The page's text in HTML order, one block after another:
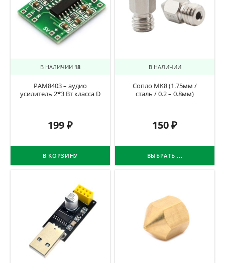
В НАЛИЧИИ 18
PAM8403 – аудио
усилитель 2*3 Вт класса D
199₽
В КОРЗИНУ
В НАЛИЧИИ
Сопло MK8 (1.75мм /
сталь / 0.2 – 0.8мм)
150₽
ВЫБРАТЬ ...